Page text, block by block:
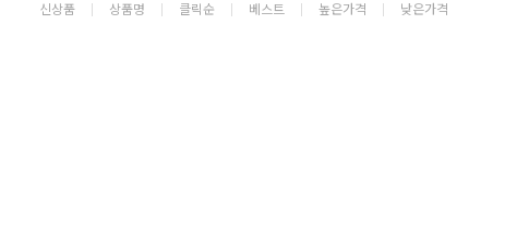
신상품 상품명 클릭순 베스트 높은가격 낮은가격